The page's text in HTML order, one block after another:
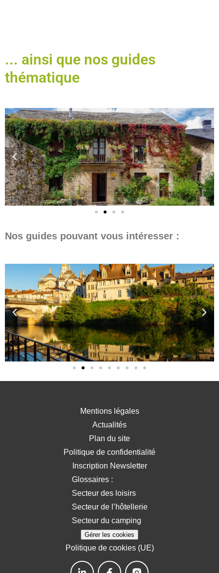
... ainsi que nos guides
thématique​
Nos guides pouvant vous intéresser :
Mentions légales
Actualités
Plan du site
Politique de confidentialité
Inscription Newsletter
Glossaires :
Secteur des loisirs
Secteur de l’hôtellerie
Secteur du camping
Gérer les cookies
Politique de cookies (UE)